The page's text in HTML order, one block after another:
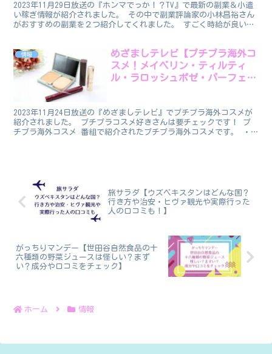
2023年11月29日放送の『ホンマでっか！？TV』で最新の副業＆小遣
い稼ぎ情報が紹介されました。 その中で副業評論家の小林昌裕さん
がおすすめの副業を２つ紹介してくれました。 すごく時給が良いみ
情報
めざましテレビ【プチプラ海外コ
スメ！メイベリン・ティルティ
ル・ラロッシュポゼ・パーフェク
2023年11月24日放送の『めざましテレビ』でプチプラ海外コスメが
紹介されました。 プチプラコスメ好きさんは要チェックです！ プ
チプラ海外コスメ 番組で紹介されたプチプラ海外コスメです。 ・
旅サラダ【ウズベキスタンはどんな国？
行き方や治安・ヒヴァ観光や実際行った
人の口コミも！】
がっちりマンデー【世田谷自然食品の十
六種類の野菜ジュースは怪しい？まず
い？成分や口コミをチェック】
ホーム 情報